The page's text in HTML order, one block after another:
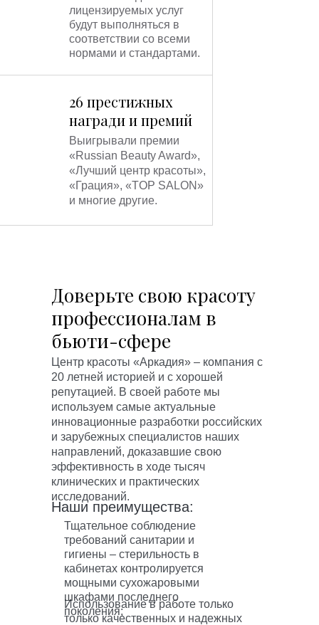
лицензируемых услуг
будут выполняться в
соответствии со всеми
нормами и стандартами.
26 престижных
награди и премий
Выигрывали премии
«Russian Beauty Award»,
«Лучший центр красоты»,
«Грация», «TOP SALON»
и многие другие.
Доверьте свою красоту
профессионалам в
бьюти-сфере
Центр красоты «Аркадия» – компания с
20 летней историей и с хорошей
репутацией. В своей работе мы
используем самые актуальные
инновационные разработки российских
и зарубежных специалистов наших
направлений, доказавшие свою
эффективность в ходе тысяч
клинических и практических
исследований.
Тщательное соблюдение
требований санитарии и
гигиены – стерильность в
кабинетах контролируется
мощными сухожаровыми
шкафами последнего
поколения;
Наши преимущества:
Использование в работе только
только качественных и надежных